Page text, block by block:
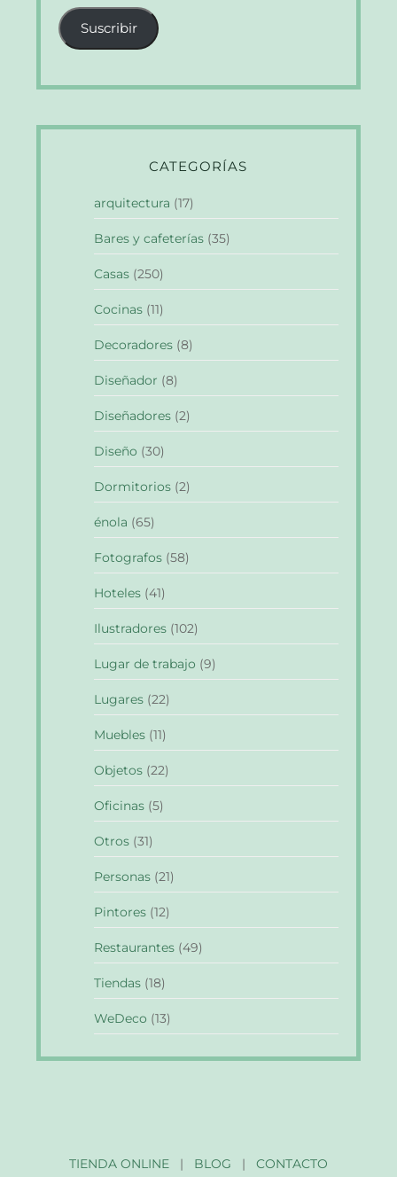
correo
electrónico
Suscribir
CATEGORÍAS
arquitectura (17)
Bares y cafeterías (35)
Casas (250)
Cocinas (11)
Decoradores (8)
Diseñador (8)
Diseñadores (2)
Diseño (30)
Dormitorios (2)
énola (65)
Fotografos (58)
Hoteles (41)
Ilustradores (102)
Lugar de trabajo (9)
Lugares (22)
Muebles (11)
Objetos (22)
Oficinas (5)
Otros (31)
Personas (21)
Pintores (12)
Restaurantes (49)
Tiendas (18)
WeDeco (13)
TIENDA ONLINE| BLOG | CONTACTO